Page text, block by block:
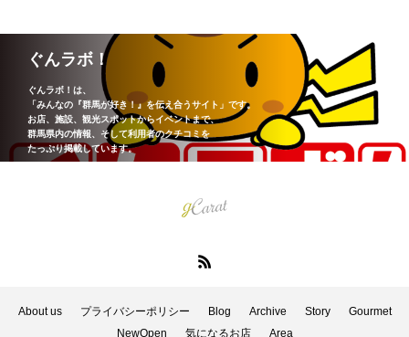
ぐんラボ！
ぐんラボ！は、
「みんなの『群馬が好き！』を伝え合うサイト」です。
お店、施設、観光スポットからイベントまで、
群馬県内の情報、そして利用者のクチコミを
たっぷり掲載しています。
About us プライバシーポリシー Blog Archive Story
Gourmet
NewOpen
気になるお店 Area